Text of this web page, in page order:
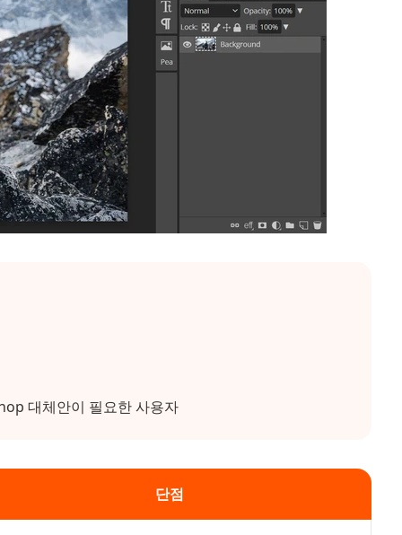
대체안이 필요한 사용자
단점